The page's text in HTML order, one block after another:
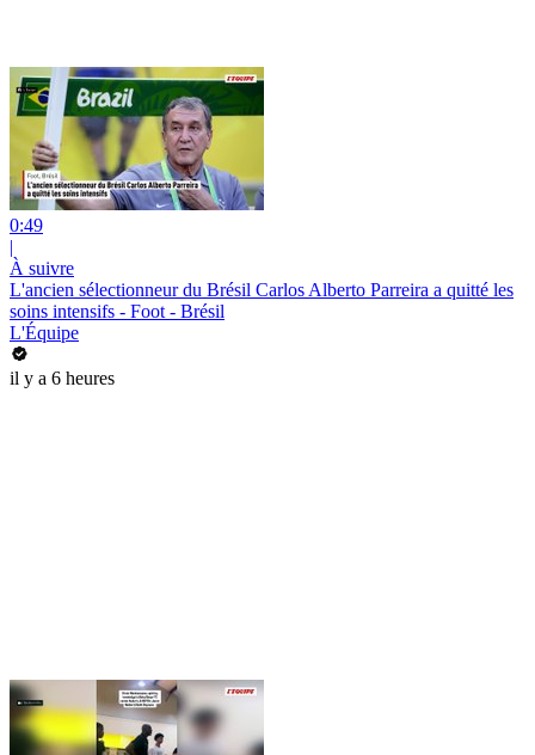
0:49
|
À suivre
L'ancien sélectionneur du Brésil Carlos Alberto Parreira a quitté les
soins intensifs - Foot - Brésil
L'Équipe
il y a 6 heures